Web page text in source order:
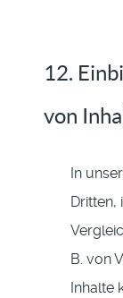
12.
von
In
B. von
Inhalte